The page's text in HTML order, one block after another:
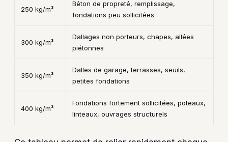
250 kg/m³
Béton de propreté, remplissage,
fondations peu sollicitées
300 kg/m³
Dallages non porteurs, chapes, allées
piétonnes
350 kg/m³
Dalles de garage, terrasses, seuils,
petites fondations
400 kg/m³
Fondations fortement sollicitées, poteaux,
linteaux, ouvrages structurels